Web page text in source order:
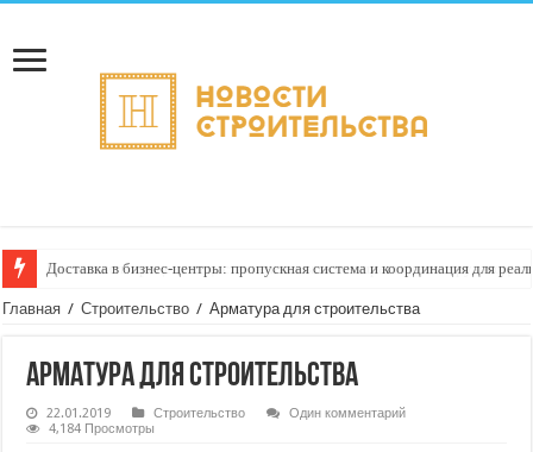
Доставка в бизнес‑центры: пропускная система и координация для
Главная / Строительство / Арматура для строительства
Арматура для строительства
22.01.2019 Строительство
Один комментарий
4,184 Просмотры